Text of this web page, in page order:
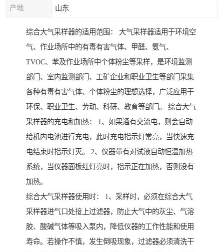
产地 山东
综合大气采样器的适用范围： 大气采样器适用于环境空
气、作业场所中的有毒有害气体、甲醛、氨气、
TVOC、苯及作业场所中个体粉尘等采样，是环境监测
部门、室内监测部门、工矿企业和职业卫生等部门采集
各种有毒有害气体、个体粉尘的理想选择，广泛应用于
环保、职业卫生、劳动、科研、教育等部门。 综合大气
采样器的充电和加热： 1、如果通有交流电，则会自动
给机内电池进行充电，此时充电指示灯常亮，当快速充
电结束时指示灯灭。 2、仪器带有对试液自动恒温加热
系统，当仪器面板红灯亮时，指示正在加热，否则没有
加热。
综合大气采样器使用时： 1、采样时，必须在综合大气
采样器进气口处接上过滤器，防止大气中的灰尘、气溶
胶、酸碱气体等吸入泵内，降低仪器的工作性能和使用
寿命。若操作不慎，发生倒吸现象，过滤器必须清洗干